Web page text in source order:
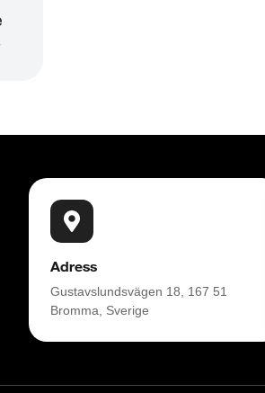
Adress
Gustavslundsvägen 18, 167 51
Bromma, Sverige